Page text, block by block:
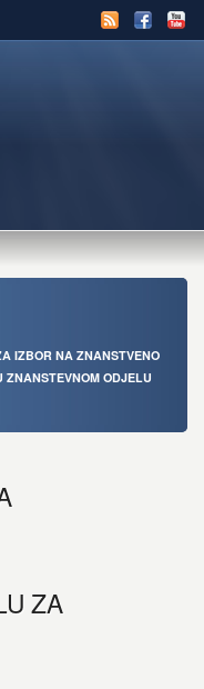
IZBOR NA ZNANSTVENO
ODJELU
ZA